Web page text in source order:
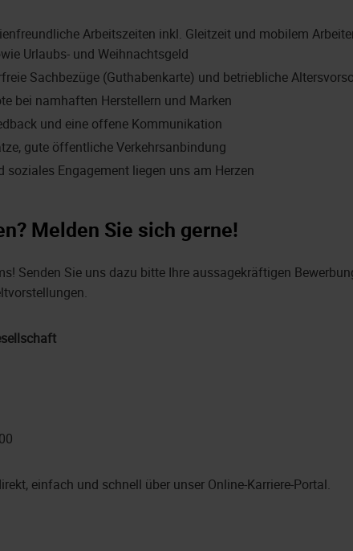
Arbeitszeiten inkl. Gleitzeit und mobilem
Urlaubs- und Weihnachtsgeld
Sachbezüge (Guthabenkarte) und betriebliche
bei namhaften Herstellern und Marken
und eine offene Kommunikation
gute öffentliche Verkehrsanbindung
soziales Engagement liegen uns am Herzen
Melden Sie sich gerne!
Senden Sie uns dazu bitte Ihre aussagekräftigen
einfach und schnell über unser Online-Karriere-Portal.